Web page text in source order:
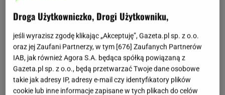
nudzi i wciąż zachwyca smakiem. To idealna
przekąska zarówno na imprezy, jak i rodzinne
spotkania czy wieczór filmowy w gronia
najbliższych.Największą zaletą tych ciastek jest
fakt, że robi się je bardzo szybko. Wystarczy pół
godziny.
Droga Użytkowniczko, Drogi Użytkowniku,
jeśli wyrazisz zgodę klikając „Akceptuję”, Gazeta.pl sp. z o.o.
oraz jej Zaufani Partnerzy, w tym [676] Zaufanych Partnerów
IAB, jak również Agora S.A. będąca spółką powiązaną z
Gazeta.pl sp. z o.o., będą przetwarzać Twoje dane osobowe
takie jak adresy IP, adresy e-mail czy identyfikatory plików
cookie lub inne informacje zapisane w tych plikach do celów